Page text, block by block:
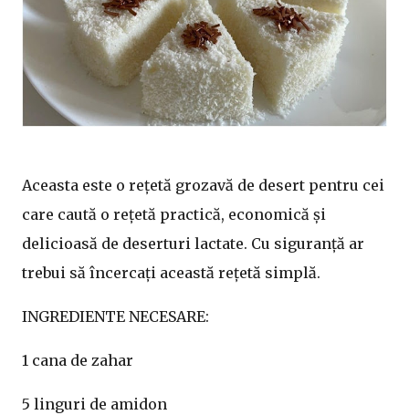
Aceasta este o rețetă grozavă de desert pentru cei
care caută o rețetă practică, economică și
delicioasă de deserturi lactate. Cu siguranță ar
trebui să încercați această rețetă simplă.
INGREDIENTE NECESARE:
1 cana de zahar
5 linguri de amidon